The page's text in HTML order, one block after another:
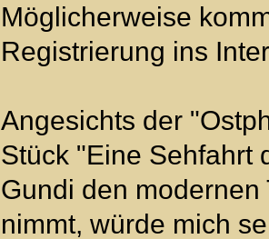
Möglicherweise
Registrierung ins
Angesichts der
Stück "Eine Sehfahrt
Gundi den
nimmt, würde mich